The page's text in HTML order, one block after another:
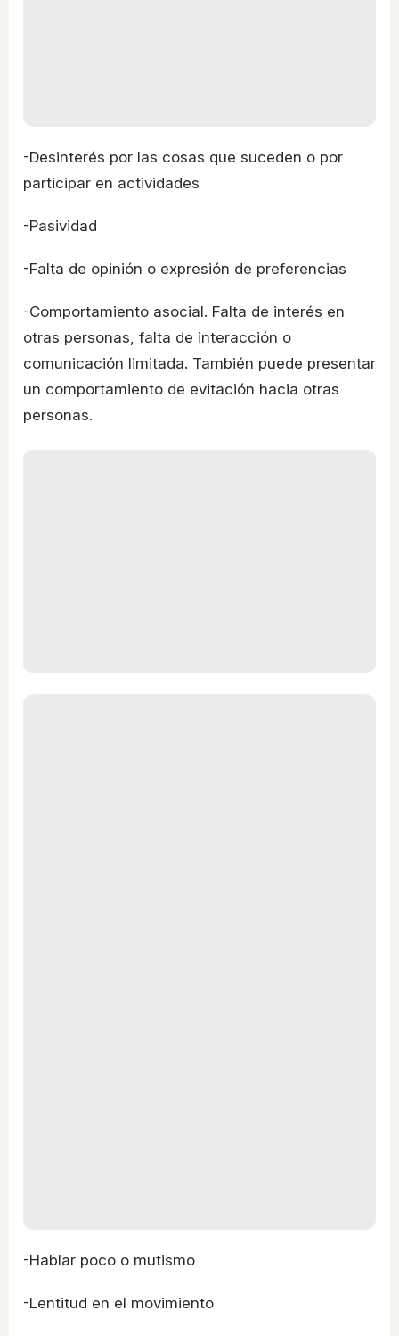
-Desinterés por las cosas que suceden o por
participar en actividades
-Pasividad
-Falta de opinión o expresión de preferencias
-Comportamiento asocial. Falta de interés en
otras personas, falta de interacción o
comunicación limitada. También puede presentar
un comportamiento de evitación hacia otras
personas.
-Hablar poco o mutismo
-Lentitud en el movimiento